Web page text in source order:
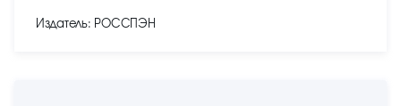
Издатель: РОССПЭН